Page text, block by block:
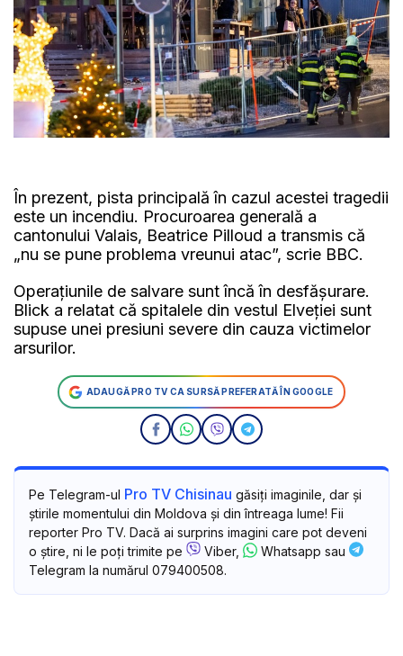
În prezent, pista principală în cazul acestei tragedii
este un incendiu. Procuroarea generală a
cantonului Valais, Beatrice Pilloud a transmis că
„nu se pune problema vreunui atac”, scrie BBC.
Operațiunile de salvare sunt încă în desfășurare.
Blick a relatat că spitalele din vestul Elveției sunt
supuse unei presiuni severe din cauza victimelor
arsurilor.
ADAUGĂ PRO TV CA SURSĂ PREFERATĂ ÎN GOOGLE
Pe Telegram-ul Pro TV Chisinau găsiți imaginile, dar și
știrile momentului din Moldova și din întreaga lume! Fii
reporter Pro TV. Dacă ai surprins imagini care pot deveni
o știre, ni le poți trimite pe
Viber,
Whatsapp sau
Telegram la numărul 079400508.